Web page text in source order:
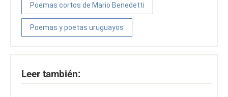
Poemas cortos de Mario Benedetti
Poemas y poetas uruguayos
Leer también: